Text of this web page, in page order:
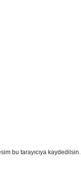
bu tarayıcıya kaydedilsin.